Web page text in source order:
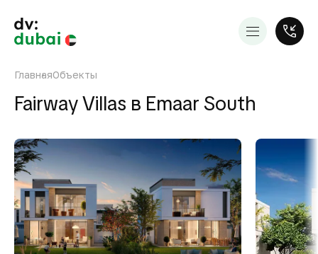
ГлавнаяОбъекты
Fairway Villas в Emaar South